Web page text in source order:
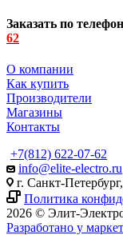
Заказать по
62
О компании
Как купить
Производители
Магазины
Контакты
+7(812) 622-07-62
info@elite-electro.ru
г. Санкт-
Политика
2026 © Элит-
Разработано у